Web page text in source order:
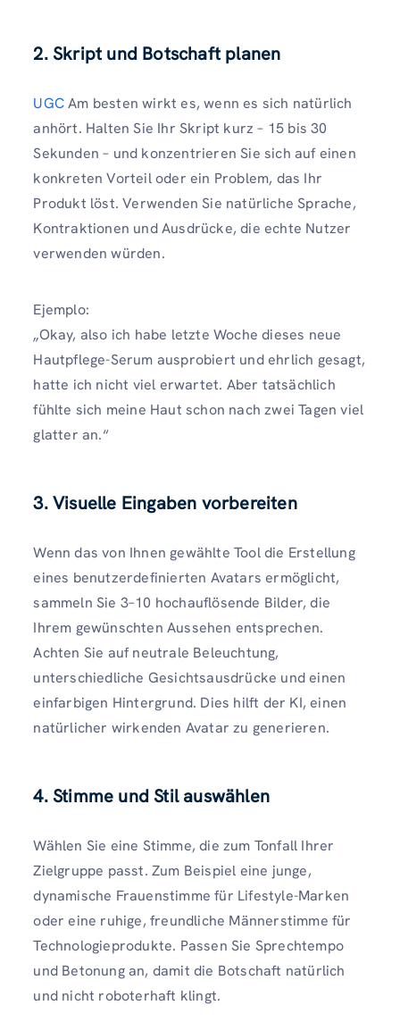
2. Skript und Botschaft planen
UGCAm besten wirkt es, wenn es sich natürlich
anhört. Halten Sie Ihr Skript kurz – 15 bis 30
Sekunden – und konzentrieren Sie sich auf einen
konkreten Vorteil oder ein Problem, das Ihr
Produkt löst. Verwenden Sie natürliche Sprache,
Kontraktionen und Ausdrücke, die echte Nutzer
verwenden würden.
Ejemplo:
„Okay, also ich habe letzte Woche dieses neue
Hautpflege-Serum ausprobiert und ehrlich gesagt,
hatte ich nicht viel erwartet. Aber tatsächlich
fühlte sich meine Haut schon nach zwei Tagen viel
glatter an.“
3. Visuelle Eingaben vorbereiten
Wenn das von Ihnen gewählte Tool die Erstellung
eines benutzerdefinierten Avatars ermöglicht,
sammeln Sie 3–10 hochauflösende Bilder, die
Ihrem gewünschten Aussehen entsprechen.
Achten Sie auf neutrale Beleuchtung,
unterschiedliche Gesichtsausdrücke und einen
einfarbigen Hintergrund. Dies hilft der KI, einen
natürlicher wirkenden Avatar zu generieren.
4. Stimme und Stil auswählen
Wählen Sie eine Stimme, die zum Tonfall Ihrer
Zielgruppe passt. Zum Beispiel eine junge,
dynamische Frauenstimme für Lifestyle-Marken
oder eine ruhige, freundliche Männerstimme für
Technologieprodukte. Passen Sie Sprechtempo
und Betonung an, damit die Botschaft natürlich
und nicht roboterhaft klingt.